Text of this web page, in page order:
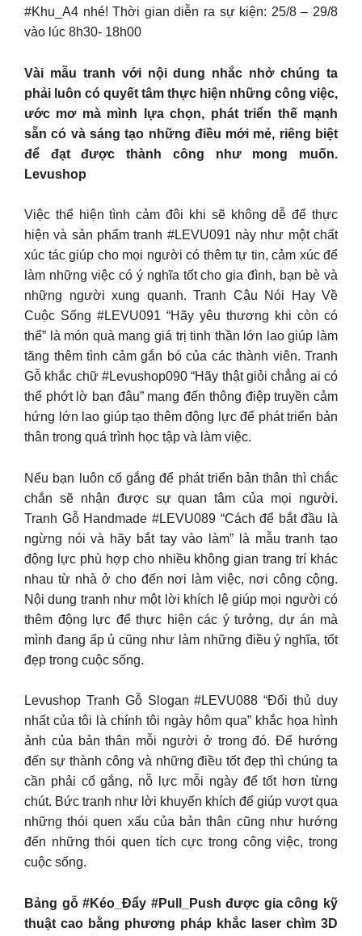
#Khu_A4 nhé! Thời gian diễn ra sự kiện: 25/8 – 29/8
vào lúc 8h30- 18h00
Vài mẫu tranh với nội dung nhắc nhở chúng ta
phải luôn có quyết tâm thực hiện những công việc,
ước mơ mà mình lựa chọn, phát triển thế mạnh
sẵn có và sáng tạo những điều mới mẻ, riêng biệt
để đạt được thành công như mong muốn.
Levushop
Việc thể hiện tình cảm đôi khi sẽ không dễ để thực
hiện và sản phẩm tranh #LEVU091 này như một chất
xúc tác giúp cho mọi người có thêm tự tin, cảm xúc để
làm những việc có ý nghĩa tốt cho gia đình, bạn bè và
những người xung quanh. Tranh Câu Nói Hay Về
Cuộc Sống #LEVU091 “Hãy yêu thương khi còn có
thể” là món quà mang giá trị tinh thần lớn lao giúp làm
tăng thêm tình cảm gắn bó của các thành viên. Tranh
Gỗ khắc chữ #Levushop090 “Hãy thật giỏi chẳng ai có
thể phớt lờ bạn đâu” mang đến thông điệp truyền cảm
hứng lớn lao giúp tạo thêm động lực để phát triển bản
thân trong quá trình học tập và làm việc.
Nếu bạn luôn cố gắng để phát triển bản thân thì chắc
chắn sẽ nhận được sự quan tâm của mọi người.
Tranh Gỗ Handmade #LEVU089 “Cách để bắt đầu là
ngừng nói và hãy bắt tay vào làm” là mẫu tranh tạo
động lực phù hợp cho nhiều không gian trang trí khác
nhau từ nhà ở cho đến nơi làm việc, nơi công cộng.
Nội dung tranh như một lời khích lệ giúp mọi người có
thêm động lực để thực hiện các ý tưởng, dự án mà
mình đang ấp ủ cũng như làm những điều ý nghĩa, tốt
đẹp trong cuộc sống.
Levushop Tranh Gỗ Slogan #LEVU088 “Đối thủ duy
nhất của tôi là chính tôi ngày hôm qua” khắc họa hình
ảnh của bản thân mỗi người ở trong đó. Để hướng
đến sự thành công và những điều tốt đẹp thì chúng ta
cần phải cố gắng, nỗ lực mỗi ngày để tốt hơn từng
chút. Bức tranh như lời khuyến khích để giúp vượt qua
những thói quen xấu của bản thân cũng như hướng
đến những thói quen tích cực trong công việc, trong
cuộc sống.
Bảng gỗ #Kéo_Đẩy #Pull_Push được gia công kỹ
thuật cao bằng phương pháp khắc laser chìm 3D